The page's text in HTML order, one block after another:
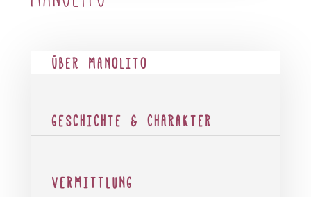
ÜBER MANOLITO
GESCHICHTE & CHARAKTER
VERMITTLUNG